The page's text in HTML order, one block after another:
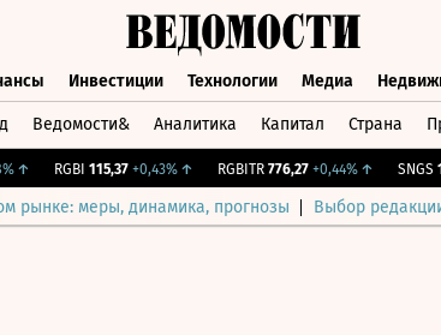
Инвестиции Технологии Медиа
Ведомости& Аналитика Капитал Страна
↑ RGBI 115,37 +0,43%↑ RGBITR 776,27 +0,44%↑ SNGS
рынке: меры, динамика, прогнозы Выбор